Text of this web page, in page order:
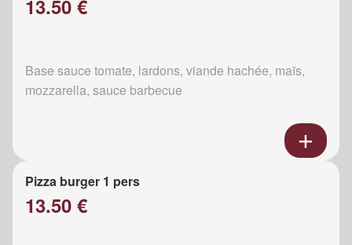
13.50 €
Base sauce tomate, lardons, viande hachée, maïs,
mozzarella, sauce barbecue
Pizza burger 1 pers
13.50 €